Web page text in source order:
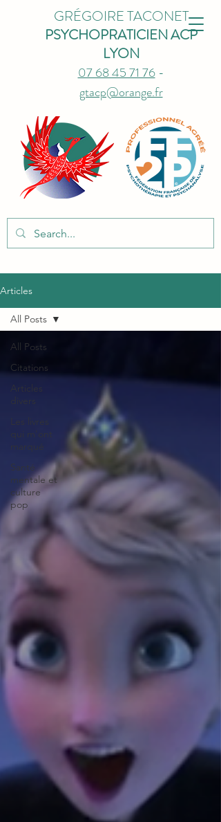
GRÉGOIRE TACONET
PSYCHOPRATICIEN ACP
LYON
07 68 45 71 76-
gtacp@orange.fr
Articles
All Posts
Citations
Les livres
qui m'ont
marqué
Santé
mentale et
culture
pop
All Posts